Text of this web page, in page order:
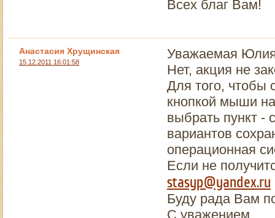
Всех благ Вам!
Анастасия Хрущинская
15.12.2011 16:01:58
Уважаемая
Нет, акция не
Для того, чтобы
кнопкой мыши
выбрать пункт -
вариантов
операционная
Если не
stasyp@yandex.ru
Буду рада Вам
С уважением,